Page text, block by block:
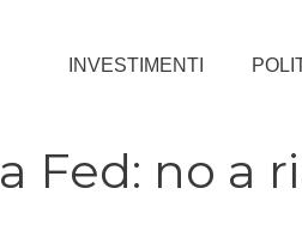
INVESTIMENTI
Fed: no a